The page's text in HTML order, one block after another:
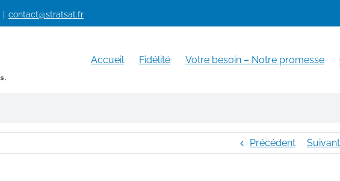
contact@stratsat.fr
Accueil Fidélité Votre besoin – Notre promesse
Précédent Suivant